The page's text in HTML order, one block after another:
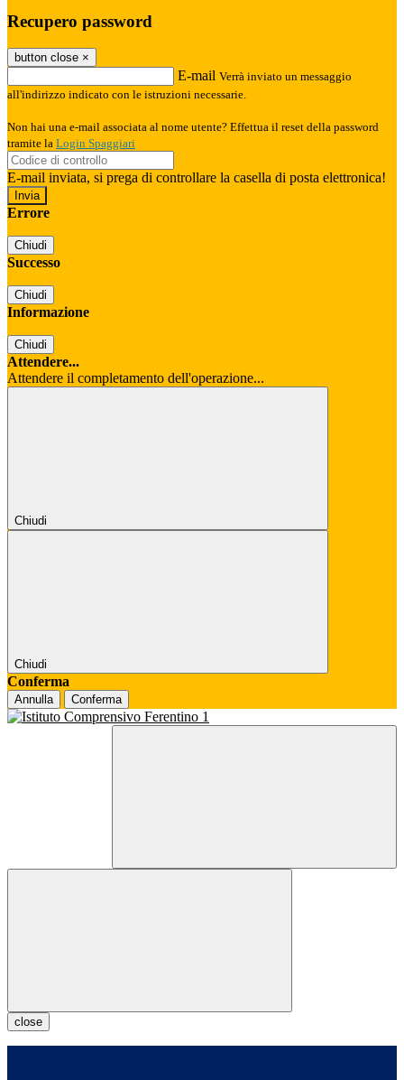
Recupero password
button close ×
E-mail Verrà inviato un messaggio
all'indirizzo indicato con le istruzioni necessarie.
Non hai una e-mail associata al nome utente? Effettua il reset della password
tramite la Login Spaggiari
E-mail inviata, si prega di controllare la casella di posta elettronica!
Errore
Chiudi
Successo
Chiudi
Informazione
Chiudi
Attendere...
Attendere il completamento dell'operazione...
Chiudi
Chiudi
Conferma
Annulla Conferma
close